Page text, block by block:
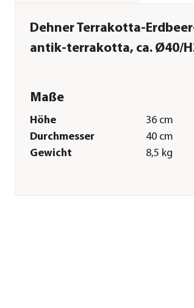
Dehner Terrakotta-
antik-terrakotta, ca. Ø40/
Maße
Höhe
36 cm
Durchmesser
40 cm
Gewicht
8,5 kg